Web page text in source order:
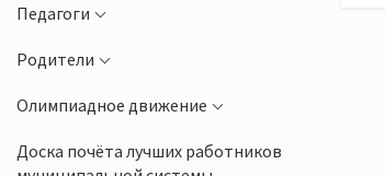
Педагоги
Родители
Олимпиадное движение
Доска почёта лучших работников